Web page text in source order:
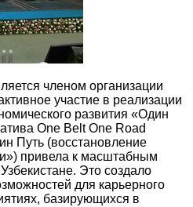
членом организации
участие в реализации
развития «Один
One Belt One Road
Путь (восстановление
привела к масштабным
Это создало
для карьерного
базирующихся в